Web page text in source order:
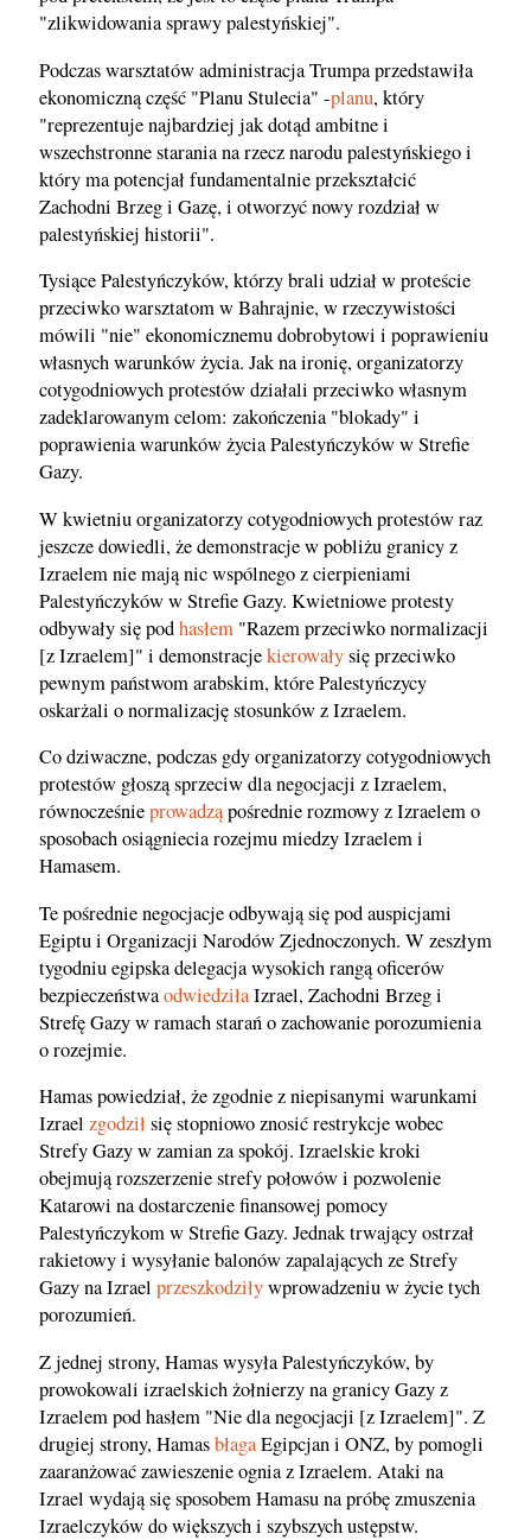
"zlikwidowania sprawy palestyńskiej".
Podczas warsztatów administracja Trumpa przedstawiła
ekonomiczną część "Planu Stulecia" -planu, który
"reprezentuje najbardziej jak dotąd ambitne i
wszechstronne starania na rzecz narodu palestyńskiego i
który ma potencjał fundamentalnie przekształcić
Zachodni Brzeg i Gazę, i otworzyć nowy rozdział w
palestyńskiej historii".
Tysiące Palestyńczyków, którzy brali udział w proteście
przeciwko warsztatom w Bahrajnie, w rzeczywistości
mówili "nie" ekonomicznemu dobrobytowi i poprawieniu
własnych warunków życia. Jak na ironię, organizatorzy
cotygodniowych protestów działali przeciwko własnym
zadeklarowanym celom: zakończenia "blokady" i
poprawienia warunków życia Palestyńczyków w Strefie
Gazy.
W kwietniu organizatorzy cotygodniowych protestów raz
jeszcze dowiedli, że demonstracje w pobliżu granicy z
Izraelem nie mają nic wspólnego z cierpieniami
Palestyńczyków w Strefie Gazy. Kwietniowe protesty
odbywały się podhasłem "Razem przeciwko normalizacji
[z Izraelem]" i demonstracjekierowałysię przeciwko
pewnym państwom arabskim, które Palestyńczycy
oskarżali o normalizację stosunków z Izraelem.
Co dziwaczne, podczas gdy organizatorzy cotygodniowych
protestów głoszą sprzeciw dla negocjacji z Izraelem,
równocześnieprowadząpośrednie rozmowy z Izraelem o
sposobach osiągniecia rozejmu miedzy Izraelem i
Hamasem.
Te pośrednie negocjacje odbywają się pod auspicjami
Egiptu i Organizacji Narodów Zjednoczonych. W zeszłym
tygodniu egipska delegacja wysokich rangą oficerów
bezpieczeństwaodwiedziłaIzrael, Zachodni Brzeg i
Strefę Gazy w ramach starań o zachowanie porozumienia
o rozejmie.
Hamas powiedział, że zgodnie z niepisanymi warunkami
Izrael zgodziłsię stopniowo znosić restrykcje wobec
Strefy Gazy w zamian za spokój. Izraelskie kroki
obejmują rozszerzenie strefy połowów i pozwolenie
Katarowi na dostarczenie finansowej pomocy
Palestyńczykom w Strefie Gazy. Jednak trwający ostrzał
rakietowy i wysyłanie balonów zapalających ze Strefy
Gazy na Izrael przeszkodziływprowadzeniu w życie tych
porozumień.
Z jednej strony, Hamas wysyła Palestyńczyków, by
prowokowali izraelskich żołnierzy na granicy Gazy z
Izraelem pod hasłem "Nie dla negocjacji [z Izraelem]". Z
drugiej strony, HamasbłagaEgipcjan i ONZ, by pomogli
zaaranżować zawieszenie ognia z Izraelem. Ataki na
Izrael wydają się sposobem Hamasu na próbę zmuszenia
Izraelczyków do większych i szybszych ustępstw.